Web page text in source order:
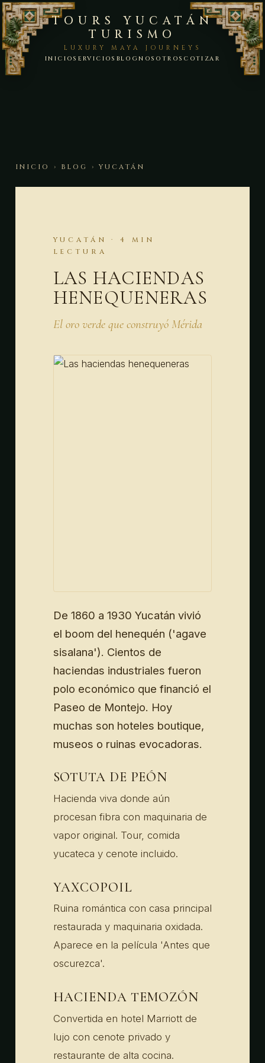
TOURS YUCATÁN
TURISMO
LUXURY MAYA JOURNEYS
INICIO SERVICIOS BLOGNOSOTROS COTIZAR
INICIO › BLOG › YUCATÁN
YUCATÁN · 4 MIN
LECTURA
LAS HACIENDAS
HENEQUENERAS
El oro verde que construyó Mérida
De 1860 a 1930 Yucatán vivió
el boom del henequén ('agave
sisalana'). Cientos de
haciendas industriales fueron
polo económico que financió el
Paseo de Montejo. Hoy
muchas son hoteles boutique,
museos o ruinas evocadoras.
SOTUTA DE PEÓN
Hacienda viva donde aún
procesan fibra con maquinaria de
vapor original. Tour, comida
yucateca y cenote incluido.
YAXCOPOIL
Ruina romántica con casa principal
restaurada y maquinaria oxidada.
Aparece en la película 'Antes que
oscurezca'.
HACIENDA TEMOZÓN
Convertida en hotel Marriott de
lujo con cenote privado y
restaurante de alta cocina.